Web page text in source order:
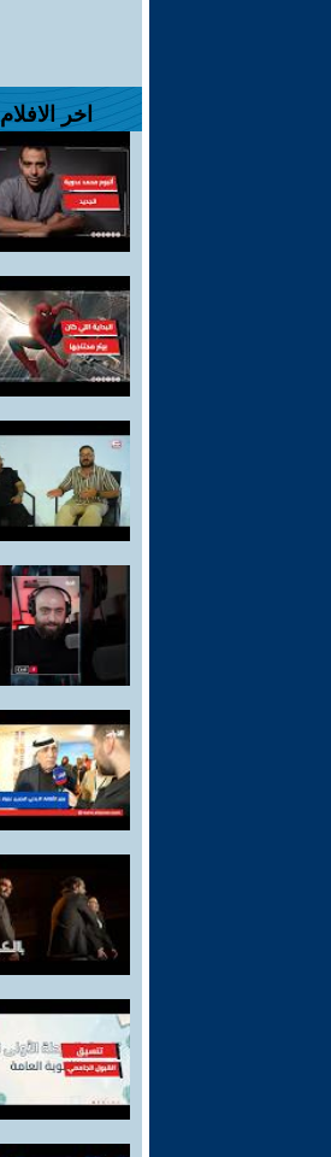
اخر الافلام